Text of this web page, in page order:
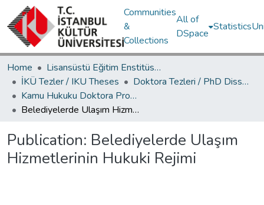
Communities
&
Collections
All of
DSpace
Statistics
Home
Lisansüstü Eğitim Enstitüsü / Postgraduate Education Institute
İKÜ Tezler / IKU Theses
Doktora Tezleri / PhD Dissertations
Kamu Hukuku Doktora Programı / Public Law PhD Program
Belediyelerde Ulaşım Hizmetlerinin Hukuki Rejimi
Publication: Belediyelerde Ulaşım
Hizmetlerinin Hukuki Rejimi